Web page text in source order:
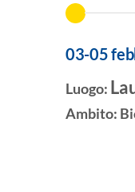
03-05
Luogo:
Ambito: